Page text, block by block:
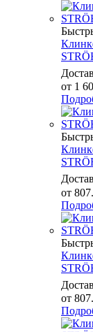
от 1
от
от